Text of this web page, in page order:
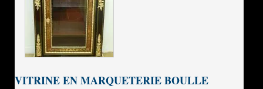
VITRINE EN MARQUETERIE BOULLE